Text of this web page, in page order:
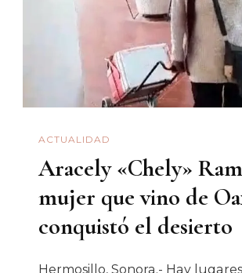
ACTUALIDAD
Aracely «Chely»
mujer que vino de
conquistó el desierto
Hermosillo, Sonora.- Hay